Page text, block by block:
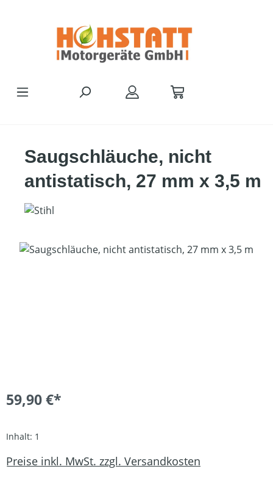
Saugschläuche, nicht
antistatisch, 27 mm x 3,5 m
Bildergalerie überspringen
59,90 €*
Inhalt: 1
Preise inkl. MwSt. zzgl. Versandkosten